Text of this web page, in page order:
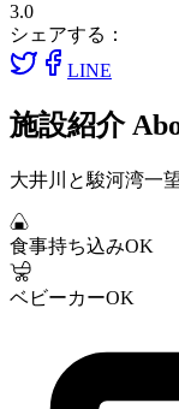
3.0
シェアする：
LINE
施設紹介
大井川と駿河湾一
食事持ち込みOK
ベビーカーOK